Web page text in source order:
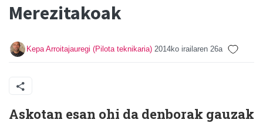
Merezitakoak
Kepa Arroitajauregi (Pilota teknikaria) 2014ko irailaren 26a
Askotan esan ohi da denborak gauzak